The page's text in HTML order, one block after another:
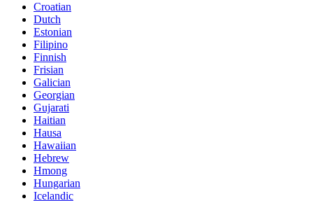
Croatian
Dutch
Estonian
Filipino
Finnish
Frisian
Galician
Georgian
Gujarati
Haitian
Hausa
Hawaiian
Hebrew
Hmong
Hungarian
Icelandic